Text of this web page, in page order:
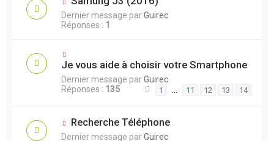
Dernier message parGuirec
Réponses : 1
Je vous aide à choisir votre Smartphone
Dernier message parGuirec
Réponses : 135 1 … 11 12 13 14
Recherche Téléphone
Dernier message parGuirec